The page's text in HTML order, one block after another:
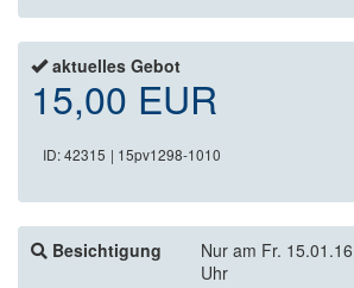
aktuelles Gebot
15,00 EUR
ID: 42315 | 15pv1298-1010
Besichtigung
Nur am Fr.
Uhr